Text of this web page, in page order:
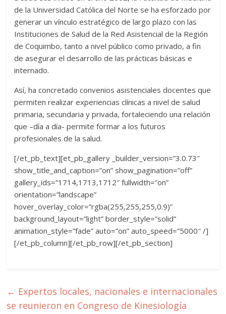
de la Universidad Católica del Norte se ha esforzado por
generar un vínculo estratégico de largo plazo con las
Instituciones de Salud de la Red Asistencial de la Región
de Coquimbo, tanto a nivel público como privado, a fin
de asegurar el desarrollo de las prácticas básicas e
internado.
Así, ha concretado convenios asistenciales docentes que
permiten realizar experiencias clínicas a nivel de salud
primaria, secundaria y privada, fortaleciendo una relación
que –día a día- permite formar a los futuros
profesionales de la salud.
[/et_pb_text][et_pb_gallery _builder_version=”3.0.73″
show_title_and_caption=”on” show_pagination=”off”
gallery_ids=”1714,1713,1712″ fullwidth=”on”
orientation=”landscape”
hover_overlay_color=”rgba(255,255,255,0.9)”
background_layout=”light” border_style=”solid”
animation_style=”fade” auto=”on” auto_speed=”5000″ /]
[/et_pb_column][/et_pb_row][/et_pb_section]
← Expertos locales, nacionales e internacionales
se reunieron en Congreso de Kinesiología